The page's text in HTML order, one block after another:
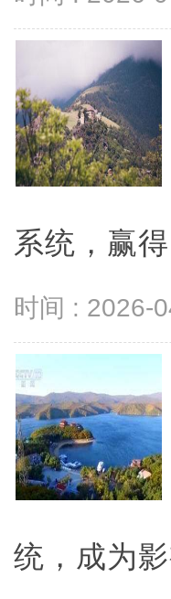
系统，赢
时间 : 2026-
统，成为